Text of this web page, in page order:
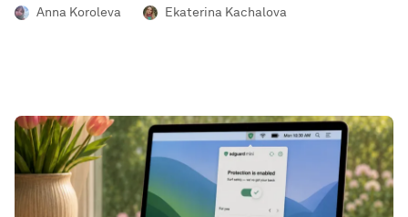
Anna Koroleva Ekaterina Kachalova